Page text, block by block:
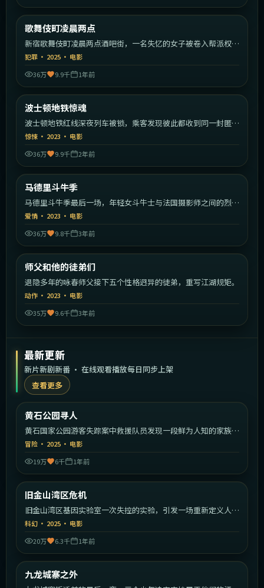
热门
歌舞伎町凌晨两点
新宿歌舞伎町凌晨两点酒吧街，一名失忆的女子被卷入帮派权力
斗争。
犯罪 · 2025 · 电影
36万
9.9千 1年前
热门
波士顿地铁惊魂
波士顿地铁红线深夜列车被锁，乘客发现彼此都收到同一封匿名
信。
惊悚 · 2023 · 电影
36万
9.9千 2年前
热门
马德里斗牛季
马德里斗牛季最后一场，年轻女斗牛士与法国摄影师之间的烈日
恋曲。
爱情 · 2023 · 电影
36万
9.8千 3年前
热门
师父和他的徒弟们
退隐多年的咏春师父接下五个性格迥异的徒弟，重写江湖规矩。
动作 · 2023 · 电影
35万
9.6千 3年前
最新更新
新片新剧新番 · 在线观看播放每日同步上架
查看更多
最新
黄石公园寻人
黄石国家公园游客失踪案中救援队员发现一段鲜为人知的家族秘
密。
冒险 · 2025 · 电影
19万
6千 1年前
最新
旧金山湾区危机
旧金山湾区基因实验室一次失控的实验，引发一场重新定义人类
的危机。
科幻 · 2025 · 电影
20万
6.3千 1年前
最新
九龙城寨之外